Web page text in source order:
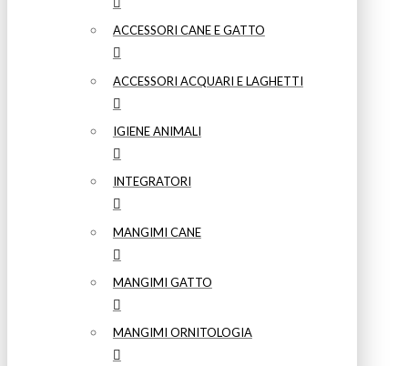
ACCESSORI CANE E GATTO
ACCESSORI ACQUARI E LAGHETTI
IGIENE ANIMALI
INTEGRATORI
MANGIMI CANE
MANGIMI GATTO
MANGIMI ORNITOLOGIA